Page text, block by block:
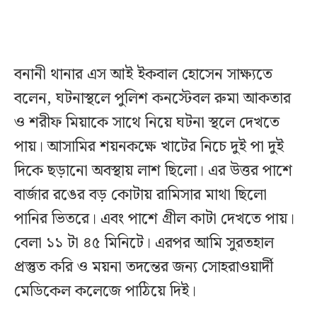
বনানী থানার এস আই ইকবাল হোসেন সাক্ষ্যতে
বলেন, ঘটনাস্থলে পুলিশ কনস্টেবল রুমা আকতার
ও শরীফ মিয়াকে সাথে নিয়ে ঘটনা স্থলে দেখতে
পায়। আসামির শয়নকক্ষে খাটের নিচে দুই পা দুই
দিকে ছড়ানো অবস্থায় লাশ ছিলো। এর উত্তর পাশে
বার্জার রঙের বড় কোটায় রামিসার মাথা ছিলো
পানির ভিতরে। এবং পাশে গ্রীল কাটা দেখতে পায়।
বেলা ১১ টা ৪৫ মিনিটে। এরপর আমি সুরতহাল
প্রস্তুত করি ও ময়না তদন্তের জন্য সোহরাওয়ার্দী
মেডিকেল কলেজে পাঠিয়ে দিই।